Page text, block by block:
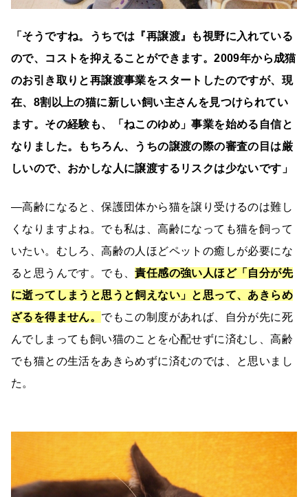
「そうですね。うちでは『再譲渡』も視野に入れている
ので、コストを抑えることができます。2009年から成猫
のお引き取りと再譲渡事業をスタートしたのですが、現
在、8割以上の猫に新しい飼い主さんを見つけられてい
ます。その経験も、「ねこのゆめ」事業を始める自信と
なりました。もちろん、うちの譲渡の際の審査の目は厳
しいので、おかしな人に譲渡するリスクは少ないです」
―高齢になると、保護団体から猫を譲り受けるのは難し
くなりますよね。でも私は、高齢になっても猫を飼って
いたい。むしろ、高齢の人ほどペットの癒しが必要にな
ると思うんです。でも、責任感の強い人ほど「自分が先
に逝ってしまうと思うと飼えない」と思って、あきらめ
ざるを得ません。 でもこの制度があれば、自分が先に死
んでしまっても飼い猫のことを心配せずに済むし、高齢
でも猫との生活をあきらめずに済むのでは、と思いまし
た。